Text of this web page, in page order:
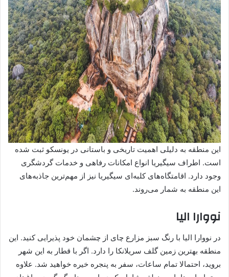
این منطقه به دلیلی اهمیت تاریخی و باستانی در یونسکو ثبت شده
است. اطراف سیگیریا انواع امکانات رفاهی و خدمات گردشگری
وجود دارد. اقامتگاه‌های کلبه‌ای سیگیریا نیز از مهم‌ترین جاذبه‌های
این منطقه به شمار می‌روند.
نووارا الیا
در نووارا الیا با رنگ سبز مزارع چای از چشمان خود پذیرایی کنید. این
منطقه بهترین زمین گلف سریلانکا را دارد. اگر با قطار به این شهر
بروید، احتمالا تمام ساعات، سفر به پنجره‌ خیره خواهید شد. علاوه